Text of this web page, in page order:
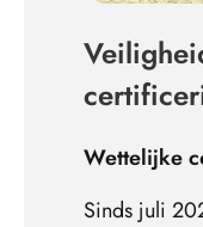
Wettelijke
Sinds juli